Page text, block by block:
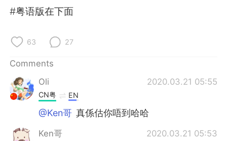
Русский
Português
#粤语版在下面
63 27
Comments
Oli
2020.03.21 05:55
CN粤 EN
@Ken哥 真係估你唔到哈哈
Ken哥 2020.03.21 05:53